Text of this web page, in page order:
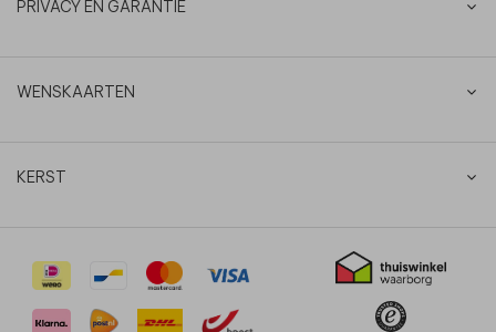
PRIVACY EN GARANTIE
WENSKAARTEN
KERST